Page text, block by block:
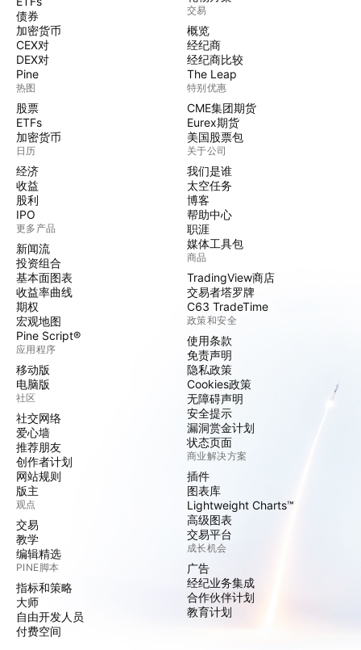
债券
加密货币
CEX对
DEX对
Pine
热图
股票
ETFs
加密货币
日历
经济
收益
股利
IPO
更多产品
新闻流
投资组合
基本面图表
收益率曲线
期权
宏观地图
Pine Script®
应用程序
移动版
电脑版
社区
社交网络
爱心墙
推荐朋友
创作者计划
网站规则
版主
观点
交易
教学
编辑精选
PINE脚本
指标和策略
大师
自由开发人员
付费空间
交易
概览
经纪商
经纪商比较
The Leap
特别优惠
CME集团期货
Eurex期货
美国股票包
关于公司
我们是谁
太空任务
博客
帮助中心
职涯
媒体工具包
商品
TradingView商店
交易者塔罗牌
C63 TradeTime
政策和安全
使用条款
免责声明
隐私政策
Cookies政策
无障碍声明
安全提示
漏洞赏金计划
状态页面
商业解决方案
插件
图表库
Lightweight Charts™
高级图表
交易平台
成长机会
广告
经纪业务集成
合作伙伴计划
教育计划